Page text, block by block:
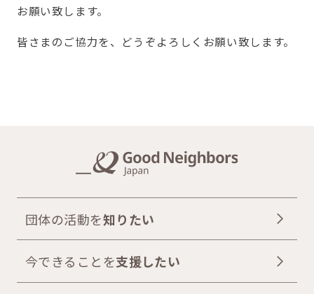
お願い致します。
皆さまのご協力を、どうぞよろしくお願い致します。
団体の活動を知りたい
今できることを支援したい